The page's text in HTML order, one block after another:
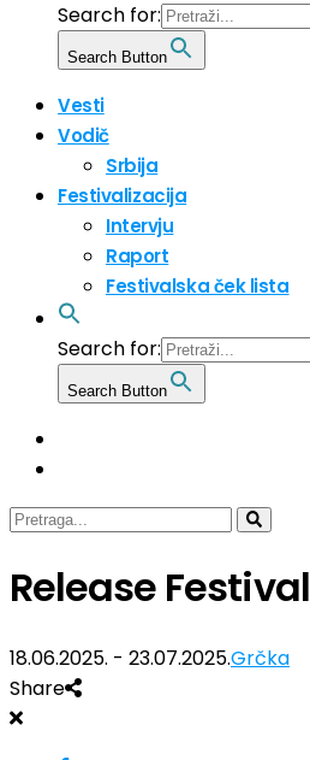
Search for:
Search Button
Vesti
Vodič
Srbija
Festivalizacija
Intervju
Raport
Festivalska ček lista
Search for:
Search Button
Release Festival
18.06.2025. - 23.07.2025.Grčka
Share